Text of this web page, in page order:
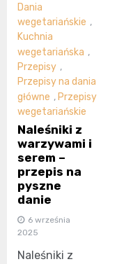
Dania
wegetariańskie ,
Kuchnia
wegetariańska ,
Przepisy ,
Przepisy na dania
główne , Przepisy
wegetariańskie
Naleśniki z
warzywami i
serem –
przepis na
pyszne
danie
6 września
2025
Naleśniki z